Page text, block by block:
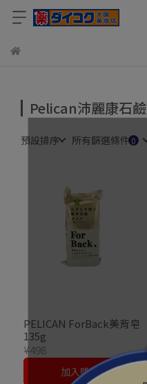
Pelican沛麗康石鹼
預設排序 所有篩選條件
PELICAN ForBack美背皂
135g
¥498
加入購物車